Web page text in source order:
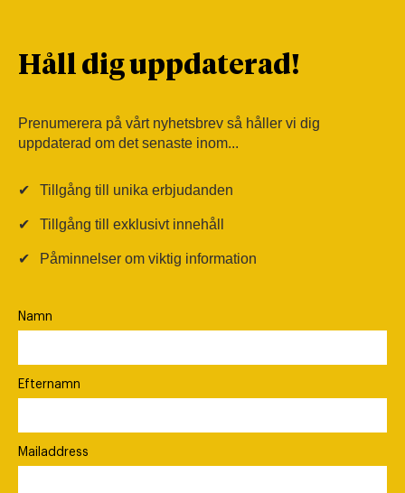
Håll dig uppdaterad!
Prenumerera på vårt nyhetsbrev så håller vi dig
uppdaterad om det senaste inom...
✔ Tillgång till unika erbjudanden
✔ Tillgång till exklusivt innehåll
✔ Påminnelser om viktig information
Namn
Efternamn
Mailaddress